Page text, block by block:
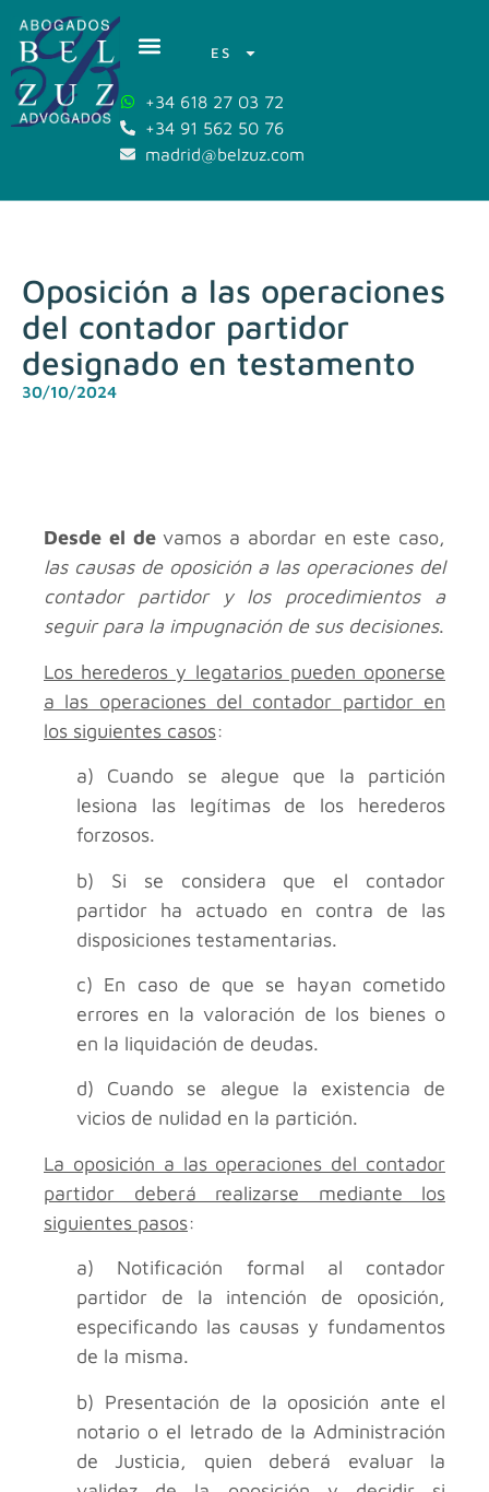
ES
+34 618 27 03 72
+34 91 562 50 76
madrid@belzuz.com
Oposición a las operaciones
del contador partidor
designado en testamento
30/10/2024
Desde el devamos a abordar en este caso,
las causas de oposición a las operaciones del
contador partidor y los procedimientos a
seguir para la impugnación de sus decisiones.
Los herederos y legatarios pueden oponerse
a las operaciones del contador partidor en
los siguientes casos:
a) Cuando se alegue que la partición
lesiona las legítimas de los herederos
forzosos.
b) Si se considera que el contador
partidor ha actuado en contra de las
disposiciones testamentarias.
c) En caso de que se hayan cometido
errores en la valoración de los bienes o
en la liquidación de deudas.
d) Cuando se alegue la existencia de
vicios de nulidad en la partición.
La oposición a las operaciones del contador
partidor deberá realizarse mediante los
siguientes pasos:
a) Notificación formal al contador
partidor de la intención de oposición,
especificando las causas y fundamentos
de la misma.
b) Presentación de la oposición ante el
notario o el letrado de la Administración
de Justicia, quien deberá evaluar la